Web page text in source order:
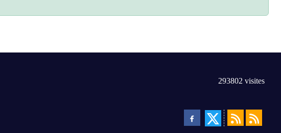
293802 visites